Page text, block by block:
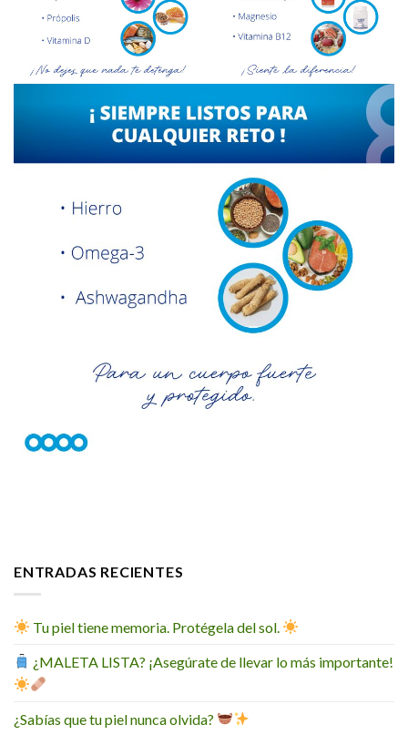
ENTRADAS RECIENTES
Tu piel tiene memoria. Protégela del sol.
¿MALETA LISTA? ¡Asegúrate de llevar lo más importante!
¿Sabías que tu piel nunca olvida?